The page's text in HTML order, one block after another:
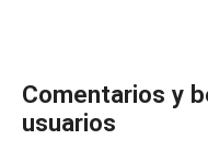
Comentarios y
usuarios